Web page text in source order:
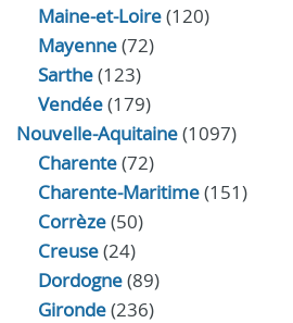
Maine-et-Loire(120)
Mayenne(72)
Sarthe(123)
Vendée(179)
Nouvelle-Aquitaine(1097)
Charente(72)
Charente-Maritime(151)
Corrèze(50)
Creuse(24)
Dordogne(89)
Gironde(236)